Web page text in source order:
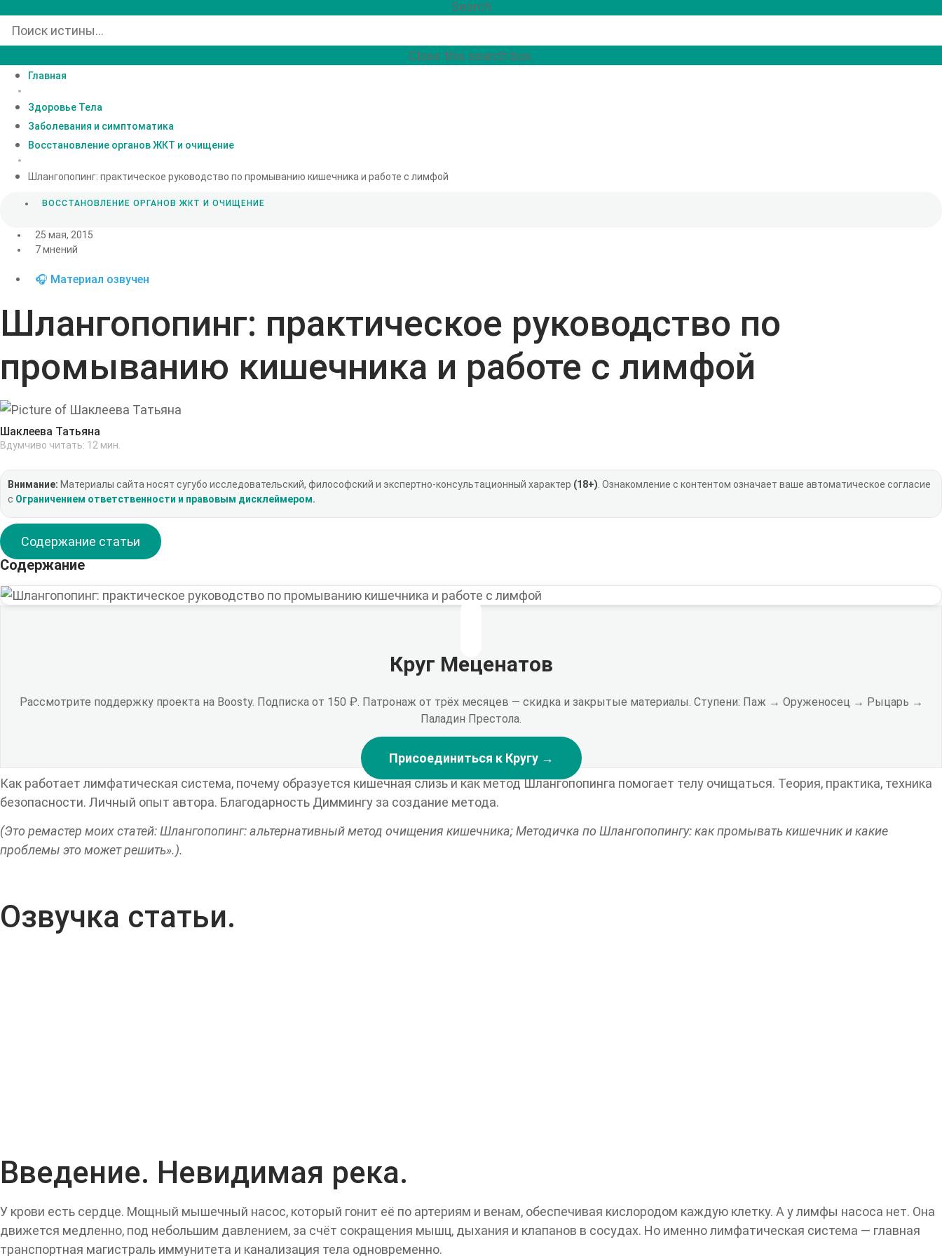
Search
Close this search box.
Главная
Здоровье Тела
Заболевания и симптоматика
Восстановление органов ЖКТ и очищение
Шлангопопинг: практическое руководство по промыванию кишечника и работе с лимфой
ВОССТАНОВЛЕНИЕ ОРГАНОВ ЖКТ И ОЧИЩЕНИЕ
25 мая, 2015
7 мнений
🎧 Материал озвучен
Шлангопопинг: практическое руководство по
промыванию кишечника и работе с лимфой
Шаклеева Татьяна
Вдумчиво читать: 12 мин.
Внимание: Материалы сайта носят сугубо исследовательский, философский и экспертно-консультационный характер (18+). Ознакомление с контентом означает ваше автоматическое согласие
с Ограничением ответственности и правовым дисклеймером.
Содержание статьи
Содержание
Круг Меценатов
Рассмотрите поддержку проекта на Boosty. Подписка от 150 ₽. Патронаж от трёх месяцев — скидка и закрытые материалы. Ступени: Паж → Оруженосец → Рыцарь →
Паладин Престола.
Присоединиться к Кругу →
Как работает лимфатическая система, почему образуется кишечная слизь и как метод Шлангопопинга помогает телу очищаться. Теория, практика, техника
безопасности. Личный опыт автора. Благодарность Диммингу за создание метода.
(Это ремастер моих статей: Шлангопопинг: альтернативный метод очищения кишечника; Методичка по Шлангопопингу: как промывать кишечник и какие
проблемы это может решить».).
Озвучка статьи.
Введение. Невидимая река.
У крови есть сердце. Мощный мышечный насос, который гонит её по артериям и венам, обеспечивая кислородом каждую клетку. А у лимфы насоса нет. Она
движется медленно, под небольшим давлением, за счёт сокращения мышц, дыхания и клапанов в сосудах. Но именно лимфатическая система — главная
транспортная магистраль иммунитета и канализация тела одновременно.